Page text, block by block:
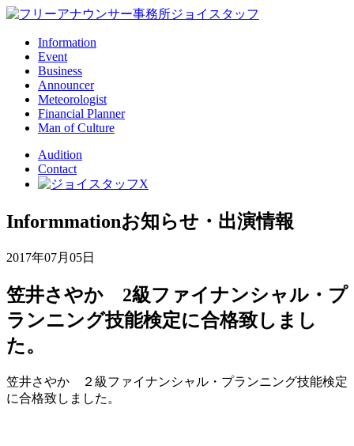
Information
Event
Business
Announcer
Meteorologist
Financial Planner
Man of Culture
Audition
Contact
Informmationお知らせ・出演情報
2017年07月05日
笠井さやか 2級ファイナンシャル・プ
ランニング技能検定に合格致しまし
た。
笠井さやか ２級ファイナンシャル・プランニング技能検定
に合格致しました。